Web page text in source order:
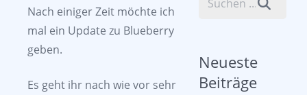
Nach einiger Zeit möchte ich
mal ein Update zu Blueberry
geben.
Es geht ihr nach wie vor sehr
Neueste
Beiträge